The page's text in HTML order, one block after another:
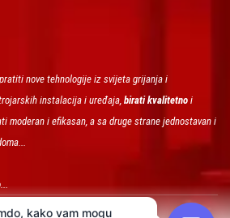
nove tehnologije iz svijeta grijanja i
instalacija i uređaja, birati kvalitetno i
moderan i efikasan, a sa druge strane jednostavan i